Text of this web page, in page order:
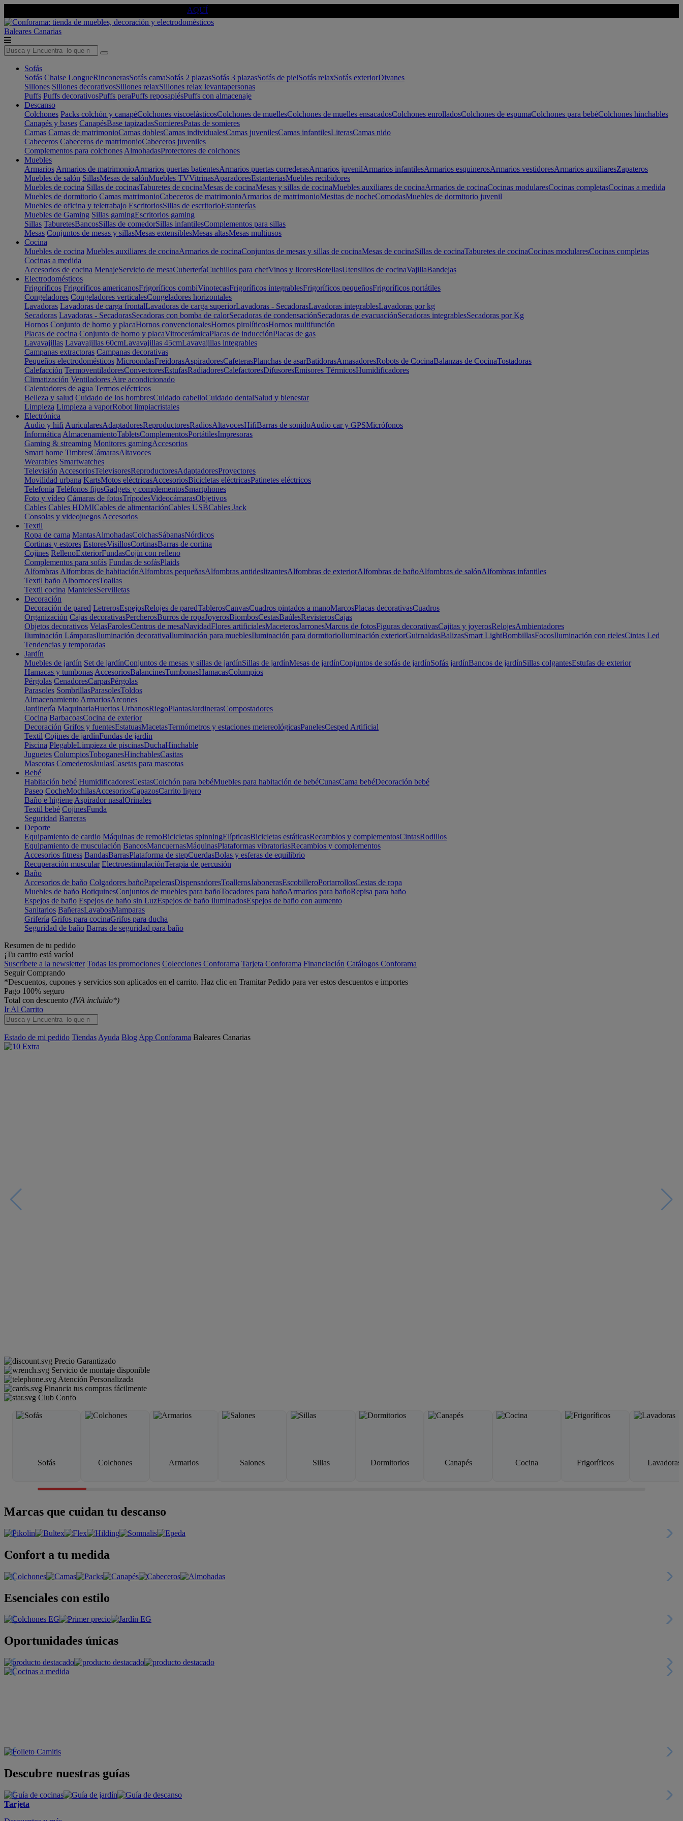
AQUÍ
Baleares Canarias
Sofás
Sofás Chaise LongueRinconerasSofás camaSofás 2 plazasSofás 3 plazasSofás de pielSofás relaxSofás exteriorDivanes
Sillones Sillones decorativosSillones relaxSillones relax levantapersonas
Puffs Puffs decorativosPuffs peraPuffs reposapiésPuffs con almacenaje
Descanso
Colchones Packs colchón y canapéColchones viscoelásticosColchones de muellesColchones de muelles ensacadosColchones enrolladosColchones de espumaColchones para bebéColchones hinchables
Canapés y bases CanapésBase tapizadasSomieresPatas de somieres
Camas Camas de matrimonioCamas doblesCamas individualesCamas juvenilesCamas infantilesLiterasCamas nido
Cabeceros Cabeceros de matrimonioCabeceros juveniles
Complementos para colchones AlmohadasProtectores de colchones
Muebles
Armarios Armarios de matrimonioArmarios puertas batientesArmarios puertas correderasArmarios juvenilArmarios infantilesArmarios esquinerosArmarios vestidoresArmarios auxiliaresZapateros
Muebles de salón SillasMesas de salónMuebles TVVitrinasAparadoresEstanteriasMuebles recibidores
Muebles de cocina Sillas de cocinasTaburetes de cocinaMesas de cocinaMesas y sillas de cocinaMuebles auxiliares de cocinaArmarios de cocinaCocinas modularesCocinas completasCocinas a medida
Muebles de dormitorio Camas matrimonioCabeceros de matrimonioArmarios de matrimonioMesitas de nocheComodasMuebles de dormitorio juvenil
Muebles de oficina y teletrabajo EscritoriosSillas de escritorioEstanterías
Muebles de Gaming Sillas gamingEscritorios gaming
Sillas TaburetesBancosSillas de comedorSillas infantilesComplementos para sillas
Mesas Conjuntos de mesas y sillasMesas extensiblesMesas altasMesas multiusos
Cocina
Muebles de cocina Muebles auxiliares de cocinaArmarios de cocinaConjuntos de mesas y sillas de cocinaMesas de cocinaSillas de cocinaTaburetes de cocinaCocinas modularesCocinas completas
Cocinas a medida
Accesorios de cocina MenajeServicio de mesaCuberteríaCuchillos para chefVinos y licoresBotellasUtensilios de cocinaVajillaBandejas
Electrodomésticos
Frigoríficos Frigoríficos americanosFrigoríficos combiVinotecasFrigoríficos integrablesFrigoríficos pequeñosFrigoríficos portátiles
Congeladores Congeladores verticalesCongeladores horizontales
Lavadoras Lavadoras de carga frontalLavadoras de carga superiorLavadoras - SecadorasLavadoras integrablesLavadoras por kg
Secadoras Lavadoras - SecadorasSecadoras con bomba de calorSecadoras de condensaciónSecadoras de evacuaciónSecadoras integrablesSecadoras por Kg
Hornos Conjunto de horno y placaHornos convencionalesHornos pirolíticosHornos multifunción
Placas de cocina Conjunto de horno y placaVitrocerámicaPlacas de inducciónPlacas de gas
Lavavajillas Lavavajillas 60cmLavavajillas 45cmLavavajillas integrables
Campanas extractoras Campanas decorativas
Pequeños electrodomésticos MicroondasFreidorasAspiradoresCafeterasPlanchas de asarBatidorasAmasadoresRobots de CocinaBalanzas de CocinaTostadoras
Calefacción TermoventiladoresConvectoresEstufasRadiadoresCalefactoresDifusoresEmisores TérmicosHumidificadores
Climatización Ventiladores Aire acondicionado
Calentadores de agua Termos eléctricos
Belleza y salud Cuidado de los hombresCuidado cabelloCuidado dentalSalud y bienestar
Limpieza Limpieza a vaporRobot limpiacristales
Electrónica
Audio y hifi AuricularesAdaptadoresReproductoresRadiosAltavocesHifiBarras de sonidoAudio car y GPSMicrófonos
Informática AlmacenamientoTabletsComplementosPortátilesImpresoras
Gaming & streaming Monitores gamingAccesorios
Smart home TimbresCámarasAltavoces
Wearables Smartwatches
Televisión AccesoriosTelevisoresReproductoresAdaptadoresProyectores
Movilidad urbana KartsMotos eléctricasAccesoriosBicicletas eléctricasPatinetes eléctricos
Telefonía Teléfonos fijosGadgets y complementosSmartphones
Foto y vídeo Cámaras de fotosTrípodesVideocámarasObjetivos
Cables Cables HDMICables de alimentaciónCables USBCables Jack
Consolas y videojuegos Accesorios
Textil
Ropa de cama MantasAlmohadasColchasSábanasNórdicos
Cortinas y estores EstoresVisillosCortinasBarras de cortina
Cojines RellenoExteriorFundasCojín con relleno
Complementos para sofás Fundas de sofásPlaids
Alfombras Alfombras de habitaciónAlfombras pequeñasAlfombras antideslizantesAlfombras de exteriorAlfombras de bañoAlfombras de salónAlfombras infantiles
Textil baño AlbornocesToallas
Textil cocina MantelesServilletas
Decoración
Decoración de pared LetrerosEspejosRelojes de paredTablerosCanvasCuadros pintados a manoMarcosPlacas decorativasCuadros
Organización Cajas decorativasPercherosBurros de ropaJoyerosBiombosCestasBaúlesRevisterosCajas
Objetos decorativos VelasFarolesCentros de mesaNavidadFlores artificialesMaceterosJarronesMarcos de fotosFiguras decorativasCajitas y joyerosRelojesAmbientadores
Iluminación LámparasIluminación decorativaIluminación para mueblesIluminación para dormitorioIluminación exteriorGuirnaldasBalizasSmart LightBombillasFocosIluminación con rielesCintas Led
Tendencias y temporadas
Jardín
Muebles de jardín Set de jardínConjuntos de mesas y sillas de jardínSillas de jardínMesas de jardínConjuntos de sofás de jardínSofás jardínBancos de jardínSillas colgantesEstufas de exterior
Hamacas y tumbonas AccesoriosBalancinesTumbonasHamacasColumpios
Pérgolas CenadoresCarpasPérgolas
Parasoles SombrillasParasolesToldos
Almacenamiento ArmariosArcones
Jardinería MaquinariaHuertos UrbanosRiegoPlantasJardinerasCompostadores
Cocina BarbacoasCocina de exterior
Decoración Grifos y fuentesEstatuasMacetasTermómetros y estaciones metereológicasPanelesCesped Artificial
Textil Cojines de jardínFundas de jardín
Piscina PlegableLimpieza de piscinasDuchaHinchable
Juguetes ColumpiosToboganesHinchablesCasitas
Mascotas ComederosJaulasCasetas para mascotas
Bebé
Habitación bebé HumidificadoresCestasColchón para bebéMuebles para habitación de bebéCunasCama bebéDecoración bebé
Paseo CocheMochilasAccesoriosCapazosCarrito ligero
Baño e higiene Aspirador nasalOrinales
Textil bebé CojinesFunda
Seguridad Barreras
Deporte
Equipamiento de cardio Máquinas de remoBicicletas spinningElípticasBicicletas estáticasRecambios y complementosCintasRodillos
Equipamiento de musculación BancosMancuernasMáquinasPlataformas vibratoriasRecambios y complementos
Accesorios fitness BandasBarrasPlataforma de stepCuerdasBolas y esferas de equilibrio
Recuperación muscular ElectroestimulaciónTerapia de percusión
Baño
Accesorios de baño Colgadores bañoPapelerasDispensadoresToallerosJabonerasEscobilleroPortarrollosCestas de ropa
Muebles de baño BotiquinesConjuntos de muebles para bañoTocadores para bañoArmarios para bañoRepisa para baño
Espejos de baño Espejos de baño sin LuzEspejos de baño iluminadosEspejos de baño con aumento
Sanitarios BañerasLavabosMamparas
Grifería Grifos para cocinaGrifos para ducha
Seguridad de baño Barras de seguridad para baño
Resumen de tu pedido
¡Tu carrito está vacío!
Suscríbete a la newsletter Todas las promociones Colecciones Conforama Tarjeta Conforama Financiación Catálogos Conforama
Seguir Comprando
*Descuentos, cupones y servicios son aplicados en el carrito. Haz clic en Tramitar Pedido para ver estos descuentos e importes
Pago 100% seguro
Total con descuento (IVA incluido*)
Ir Al Carrito
Estado de mi pedido Tiendas Ayuda Blog App Conforama Baleares Canarias
Precio Garantizado
Servicio de montaje disponible
Atención Personalizada
Financia tus compras fácilmente
Club Confo
Sofás Colchones Armarios Salones Sillas Dormitorios Canapés Cocina Frigoríficos Lavadoras
Marcas que cuidan tu descanso
Confort a tu medida
Esenciales con estilo
Oportunidades únicas
Descubre nuestras guías
Tarjeta